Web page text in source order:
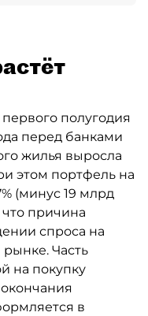
полугодия
перед банками
жилья выросла
этом портфель на
(минус 19 млрд
причина
спроса на
Часть
на покупку
в